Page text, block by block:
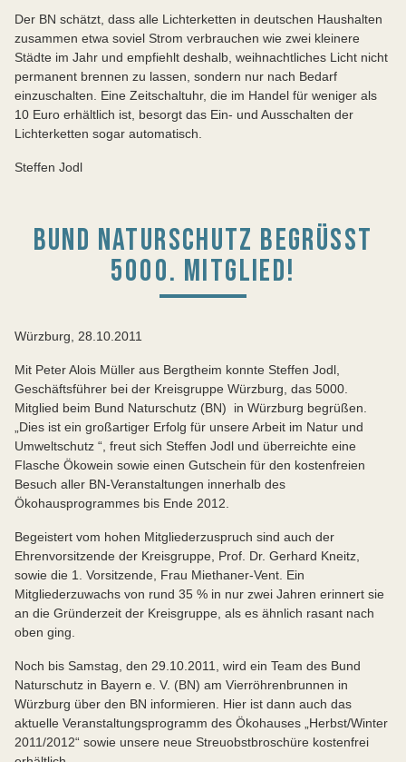
Der BN schätzt, dass alle Lichterketten in deutschen Haushalten
zusammen etwa soviel Strom verbrauchen wie zwei kleinere
Städte im Jahr und empfiehlt deshalb, weihnachtliches Licht nicht
permanent brennen zu lassen, sondern nur nach Bedarf
einzuschalten. Eine Zeitschaltuhr, die im Handel für weniger als
10 Euro erhältlich ist, besorgt das Ein- und Ausschalten der
Lichterketten sogar automatisch.
Steffen Jodl
BUND NATURSCHUTZ BEGRÜSST 5
000. MITGLIED!
Würzburg, 28.10.2011
Mit Peter Alois Müller aus Bergtheim konnte Steffen Jodl,
Geschäftsführer bei der Kreisgruppe Würzburg, das 5000.
Mitglied beim Bund Naturschutz (BN) in Würzburg begrüßen.
„Dies ist ein großartiger Erfolg für unsere Arbeit im Natur und
Umweltschutz “, freut sich Steffen Jodl und überreichte eine
Flasche Ökowein sowie einen Gutschein für den kostenfreien
Besuch aller BN-Veranstaltungen innerhalb des
Ökohausprogrammes bis Ende 2012.
Begeistert vom hohen Mitgliederzuspruch sind auch der
Ehrenvorsitzende der Kreisgruppe, Prof. Dr. Gerhard Kneitz,
sowie die 1. Vorsitzende, Frau Miethaner-Vent. Ein
Mitgliederzuwachs von rund 35 % in nur zwei Jahren erinnert sie
an die Gründerzeit der Kreisgruppe, als es ähnlich rasant nach
oben ging.
Noch bis Samstag, den 29.10.2011, wird ein Team des Bund
Naturschutz in Bayern e. V. (BN) am Vierröhrenbrunnen in
Würzburg über den BN informieren. Hier ist dann auch das
aktuelle Veranstaltungsprogramm des Ökohauses „Herbst/Winter
2011/2012“ sowie unsere neue Streuobstbroschüre kostenfrei